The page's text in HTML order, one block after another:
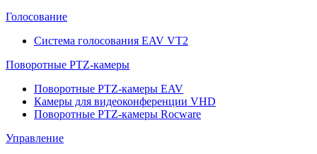
Голосование
Система голосования EAV VT2
Поворотные PTZ-камеры
Поворотные PTZ-камеры EAV
Камеры для видеоконференции VHD
Поворотные PTZ-камеры Rocware
Управление